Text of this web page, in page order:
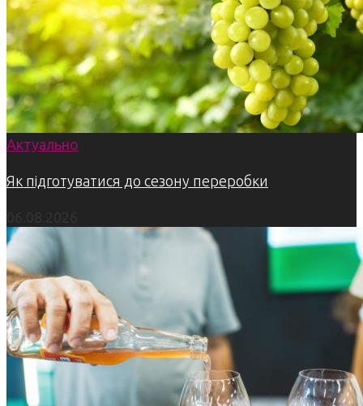
Актуально
Як підготуватися до сезону переробки